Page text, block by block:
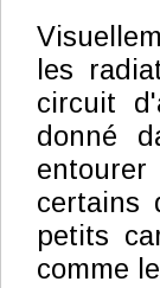
les
circuit
donné
certains
petits
comme